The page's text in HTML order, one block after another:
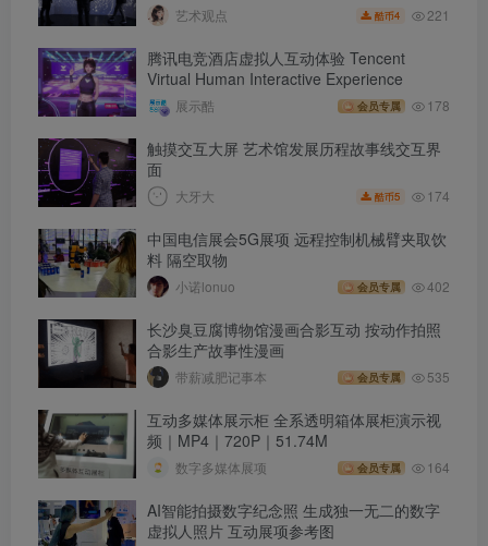
艺术观点 酷币4 221
腾讯电竞酒店虚拟人互动体验 Tencent
Virtual Human Interactive Experience
展示酷 会员专属 178
触摸交互大屏 艺术馆发展历程故事线交互界
面
大牙大 酷币5 174
中国电信展会5G展项 远程控制机械臂夹取饮
料 隔空取物
小诺lonuo 会员专属 402
长沙臭豆腐博物馆漫画合影互动 按动作拍照
合影生产故事性漫画
带薪减肥记事本 会员专属 535
互动多媒体展示柜 全系透明箱体展柜演示视
频｜MP4｜720P｜51.74M
数字多媒体展项 会员专属 164
AI智能拍摄数字纪念照 生成独一无二的数字
虚拟人照片 互动展项参考图